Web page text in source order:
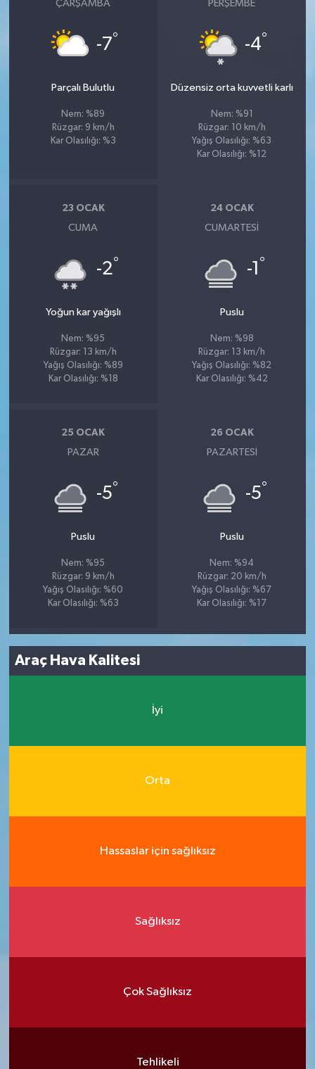
ÇARŞAMBA
-7°
Parçalı Bulutlu
Nem: %89
Rüzgar: 9 km/h
Kar Olasılığı: %3
PERŞEMBE
-4°
Düzensiz orta kuvvetli karlı
Nem: %91
Rüzgar: 10 km/h
Yağış Olasılığı: %63
Kar Olasılığı: %12
23 OCAK
CUMA
-2°
Yoğun kar yağışlı
Nem: %95
Rüzgar: 13 km/h
Yağış Olasılığı: %89
Kar Olasılığı: %18
24 OCAK
CUMARTESI
-1 °
Puslu
Nem: %98
Rüzgar: 13 km/h
Yağış Olasılığı: %82
Kar Olasılığı: %42
25 OCAK
PAZAR
-5°
Puslu
Nem: %95
Rüzgar: 9 km/h
Yağış Olasılığı: %60
Kar Olasılığı: %63
26 OCAK
PAZARTESI
-5°
Puslu
Nem: %94
Rüzgar: 20 km/h
Yağış Olasılığı: %67
Kar Olasılığı: %17
Araç Hava Kalitesi
İyi
Orta
Hassaslar için sağlıksız
Sağlıksız
Çok Sağlıksız
Tehlikeli